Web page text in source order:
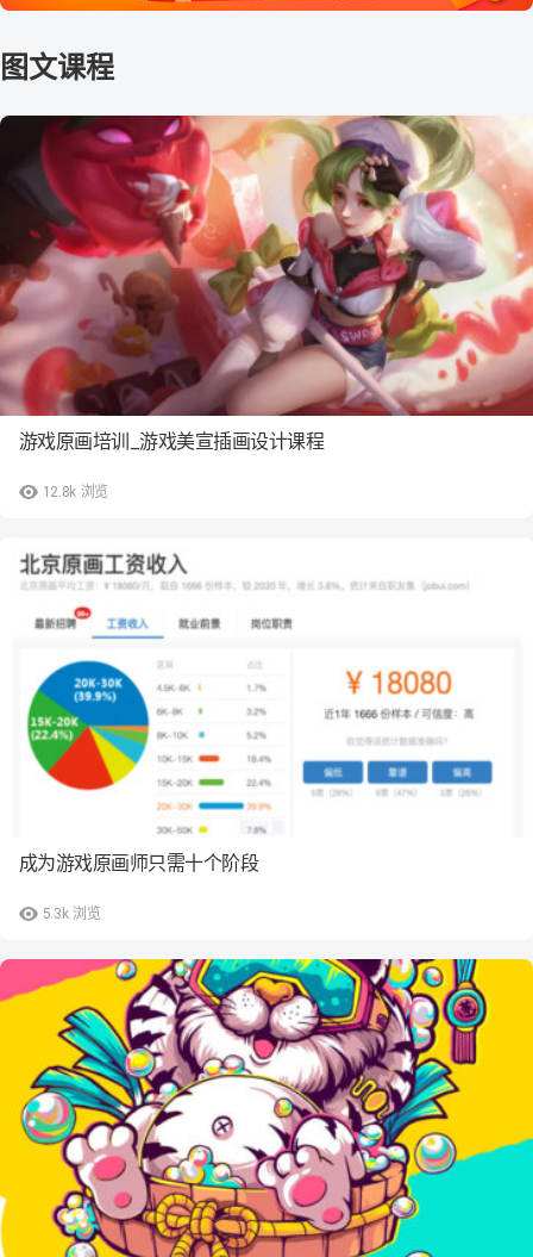
12.8k 浏览
游戏原画培训_游戏美宣插画设计课程
5.3k 浏览
成为游戏原画师只需十个阶段